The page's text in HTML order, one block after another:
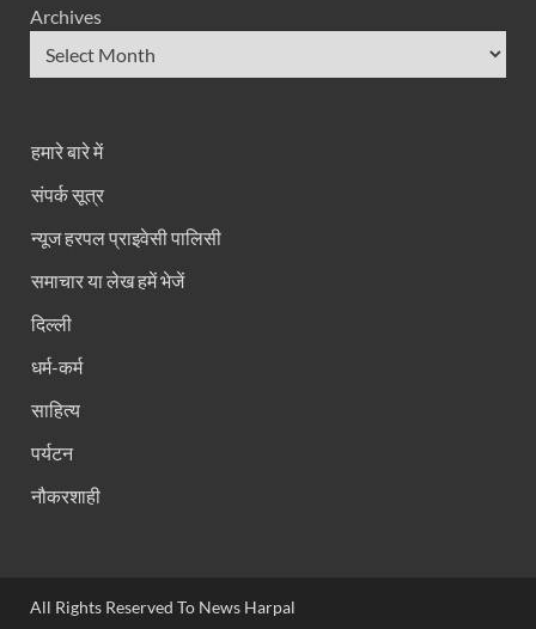
Archives
हमारे बारे में
संपर्क सूत्र
न्यूज हरपल प्राइवेसी पालिसी
समाचार या लेख हमें भेजें
दिल्ली
धर्म-कर्म
साहित्य
पर्यटन
नौकरशाही
All Rights Reserved To News Harpal